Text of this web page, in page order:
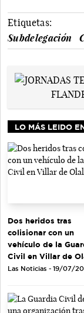
Etiquetas:
Subdelegación
LO MÁS LEIDO
Dos heridos tras
colisionar con un
vehículo de la
Civil en Villar de
Las Noticias - 19/07/